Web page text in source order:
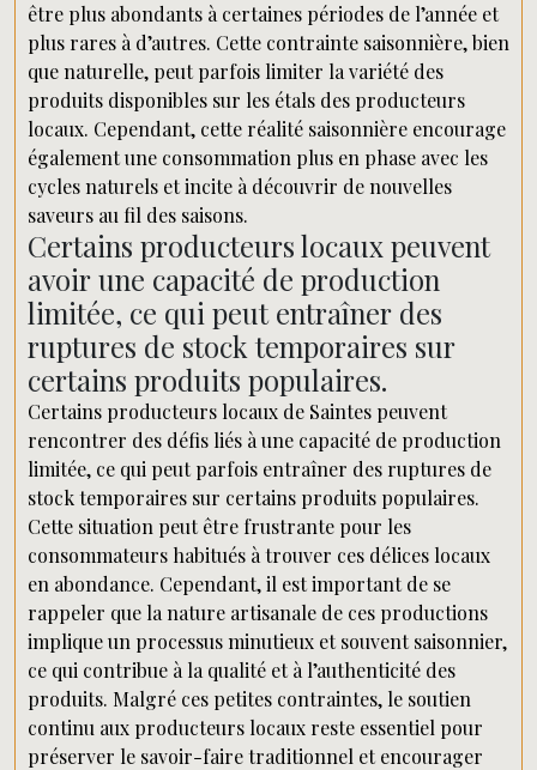
être plus abondants à certaines périodes de l’année et
plus rares à d’autres. Cette contrainte saisonnière, bien
que naturelle, peut parfois limiter la variété des
produits disponibles sur les étals des producteurs
locaux. Cependant, cette réalité saisonnière encourage
également une consommation plus en phase avec les
cycles naturels et incite à découvrir de nouvelles
saveurs au fil des saisons.
Certains producteurs locaux peuvent
avoir une capacité de production
limitée, ce qui peut entraîner des
ruptures de stock temporaires sur
certains produits populaires.
Certains producteurs locaux de Saintes peuvent
rencontrer des défis liés à une capacité de production
limitée, ce qui peut parfois entraîner des ruptures de
stock temporaires sur certains produits populaires.
Cette situation peut être frustrante pour les
consommateurs habitués à trouver ces délices locaux
en abondance. Cependant, il est important de se
rappeler que la nature artisanale de ces productions
implique un processus minutieux et souvent saisonnier,
ce qui contribue à la qualité et à l’authenticité des
produits. Malgré ces petites contraintes, le soutien
continu aux producteurs locaux reste essentiel pour
préserver le savoir-faire traditionnel et encourager